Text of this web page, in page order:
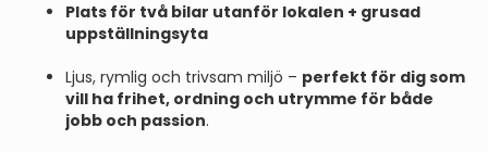
Plats för två bilar utanför lokalen + grusad
uppställningsyta
Ljus, rymlig och trivsam miljö – perfekt för dig som
vill ha frihet, ordning och utrymme för både
jobb och passion.